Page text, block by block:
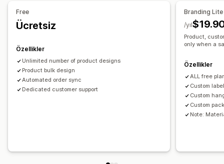
Ev dekorasyonu
Lazer el işleri
Duvar resimleri
Organik
Kargo seçenekleri
Toplu kargo
Özel kargo Global gönderim
Çoklu kargo
Gerçek zamanlı güncellemeler
Free
Ücretsiz
Özellikler
Unlimited number of product designs
Product bulk design
Automated order sync
Dedicated customer support
Branding Lite
/yıl
Product,
only when a
Özellikler
ALL free
Custom
Custom
Custom
Note: